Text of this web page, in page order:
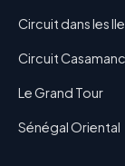
Circuit dans les
Circuit
Le Grand Tour
Sénégal Oriental